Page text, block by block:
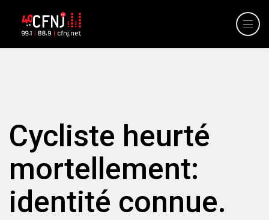
Cycliste heurté
mortellement:
identité connue.